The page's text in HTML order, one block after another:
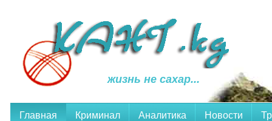
жизнь не сахар...
Главная Криминал Аналитика Новости